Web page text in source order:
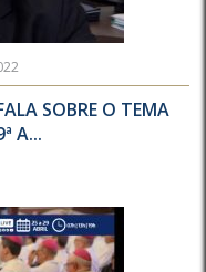
SOBRE O TEMA
A...